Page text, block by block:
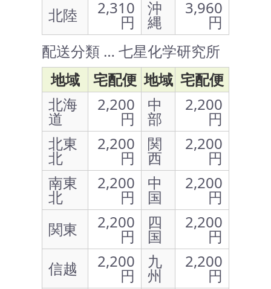
北陸 2,310
円
沖
縄
3,960
円
配送分類 … 七星化学研究所
地域
宅配便 地域 宅配便
北海
道
2,200
円
中
部
2,200
円
北東
北
2,200
円
関
西
2,200
円
南東
北
2,200
円
中
国
2,200
円
関東
2,200
円
四
国
2,200
円
信越
2,200
円
九
州
2,200
円